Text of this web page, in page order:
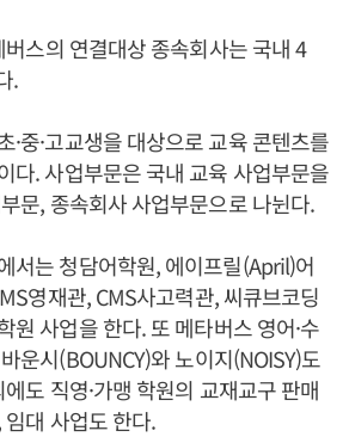
스의 연결대상 종속회사는 국내 4
.
·중·고교생을 대상으로 교육 콘텐츠를
다. 사업부문은 국내 교육 사업부문을
문, 종속회사 사업부문으로 나뉜다.
서는 청담어학원, 에이프릴(April)어
영재관, CMS사고력관, 씨큐브코딩
원 사업을 한다. 또 메타버스 영어·수
운시(BOUNCY)와 노이지(NOISY)도
도 직영·가맹 학원의 교재교구 판매
대 사업도 한다.